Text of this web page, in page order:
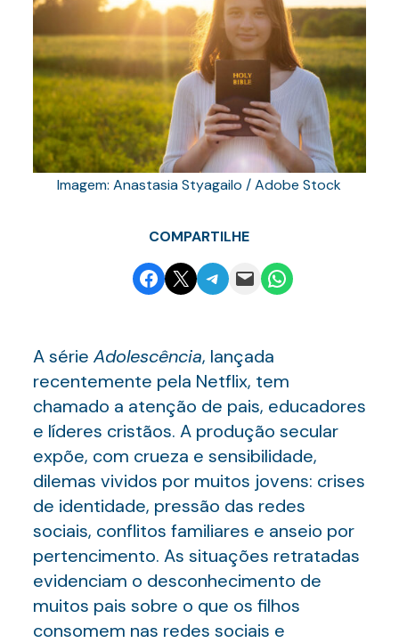
Imagem: Anastasia Styagailo / Adobe Stock
COMPARTILHE
Share on Facebook
Email this PageShare on Telegram
Email this PageShare on WhatsApp
A série Adolescência, lançada
recentemente pela Netflix, tem
chamado a atenção de pais, educadores
e líderes cristãos. A produção secular
expõe, com crueza e sensibilidade,
dilemas vividos por muitos jovens: crises
de identidade, pressão das redes
sociais, conflitos familiares e anseio por
pertencimento. As situações retratadas
evidenciam o desconhecimento de
muitos pais sobre o que os filhos
consomem nas redes sociais e